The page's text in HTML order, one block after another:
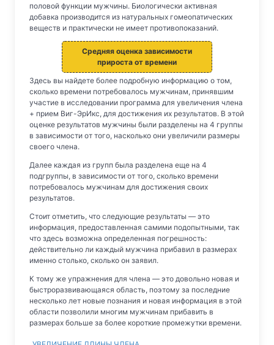
половой функции мужчины. Биологически активная
добавка производится из натуральных гомеопатических
веществ и практически не имеет противопоказаний.
Средняя оценка зависимости
прироста от времени
Здесь вы найдете более подробную информацию о том,
сколько времени потребовалось мужчинам, принявшим
участие в исследовании программа для увеличения члена
+ прием Виг-ЭрИкс, для достижения их результатов. В этой
оценке результатов мужчины были разделены на 4 группы
в зависимости от того, насколько они увеличили размеры
своего члена.
Далее каждая из групп была разделена еще на 4
подгруппы, в зависимости от того, сколько времени
потребовалось мужчинам для достижения своих
результатов.
Стоит отметить, что следующие результаты — это
информация, предоставленная самими подопытными, так
что здесь возможна определенная погрешность:
действительно ли каждый мужчина прибавил в размерах
именно столько, сколько он заявил.
К тому же упражнения для члена — это довольно новая и
быстроразвивающаяся область, поэтому за последние
несколько лет новые познания и новая информация в этой
области позволили многим мужчинам прибавить в
размерах больше за более короткие промежутки времени.